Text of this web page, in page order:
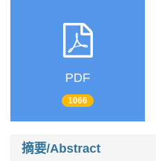
PDF
1066
摘要/Abstract